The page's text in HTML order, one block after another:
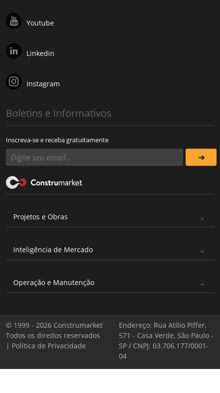
Youtube
Linkedin
Instagram
Boletins e Informativos
Inscreva-se e receba gratuitamente
Projetos e Obras
Inteligência de Mercado
Operação e Manutenção
© 1999 - 2026 Construmarket
Todos os direitos reservados
| Política de Privacidade
Endereço: Rua Atílio Piffer,
571 - Casa Verde, São Paulo -
SP / CNPJ: 03.706.177/0001-
04